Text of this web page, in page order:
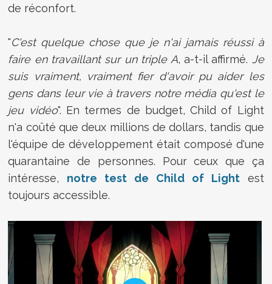
de réconfort.
"C'est quelque chose que je n'ai jamais réussi à
faire en travaillant sur un triple A, a-t-il affirmé. Je
suis vraiment, vraiment fier d'avoir pu aider les
gens dans leur vie à travers notre média qu'est le
jeu vidéo". En termes de budget, Child of Light
n'a coûté que deux millions de dollars, tandis que
l'équipe de développement était composé d'une
quarantaine de personnes. Pour ceux que ça
intéresse, notre test de Child of Lightest
toujours accessible.